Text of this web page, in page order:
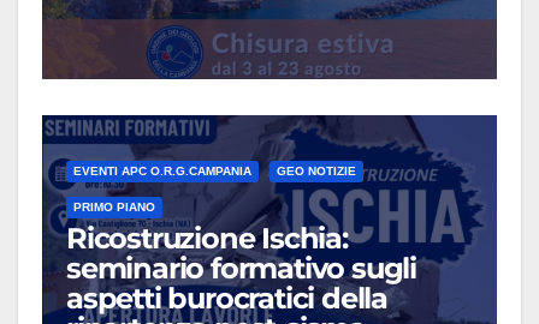
EVENTI APC O.R.G.CAMPANIA GEO NOTIZIE
PRIMO PIANO
Ricostruzione Ischia:
seminario formativo sugli
aspetti burocratici della